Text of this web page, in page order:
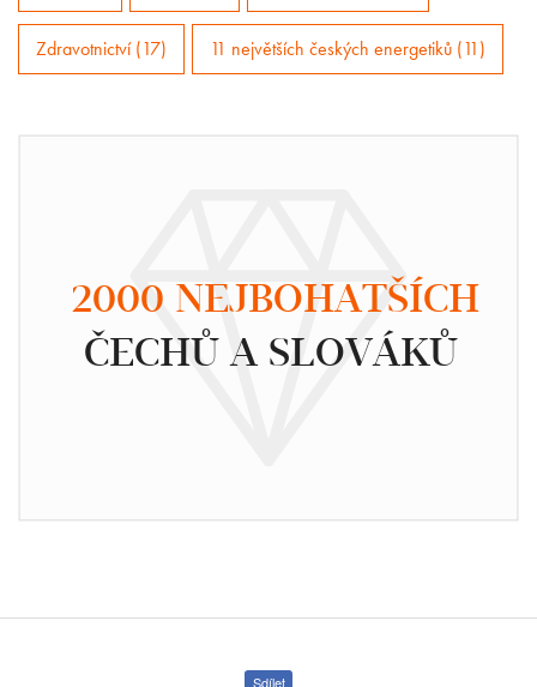
Zdravotnictví (17) 11 největších českých energetiků (11)
2000 NEJBOHATŠÍCH
ČECHŮ A SLOVÁKŮ
Sdílet